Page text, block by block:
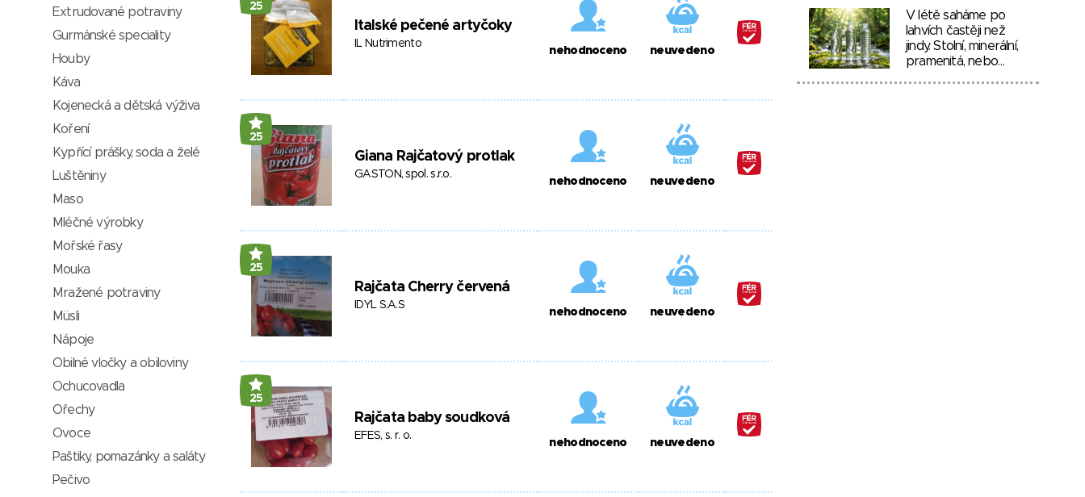
25
Italské pečené artyčoky
IL Nutrimento
nehodnoceno neuvedeno
25
Giana Rajčatový protlak
GASTON, spol. s.r.o.
nehodnoceno neuvedeno
25
Rajčata Cherry červená
IDYL S.A.S
nehodnoceno neuvedeno
25
Rajčata baby soudková
EFES, s. r. o.
nehodnoceno neuvedeno
Extrudované potraviny
Gurmánské speciality
Houby
Káva
Kojenecká a dětská výživa
Koření
Kypřící prášky, soda a želé
Luštěniny
Maso
Mléčné výrobky
Mořské řasy
Mouka
Mražené potraviny
Müsli
Nápoje
Obilné vločky a obiloviny
Ochucovadla
Ořechy
Ovoce
Paštiky, pomazánky a saláty
Pečivo
V létě saháme po
lahvích častěji než
jindy. Stolní, minerální,
pramenitá, nebo…